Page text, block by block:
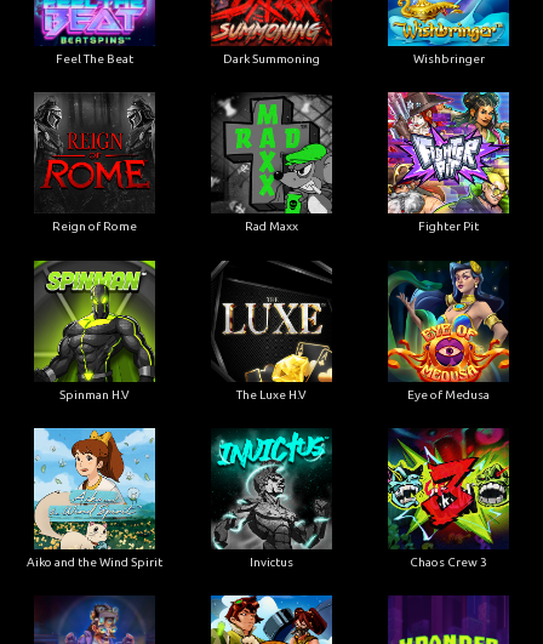
Feel The Beat Dark Summoning Wishbringer
Reign of Rome Rad Maxx Fighter Pit
Spinman H.V The Luxe H.V Eye of Medusa
Aiko and the Wind Spirit Invictus Chaos Crew 3